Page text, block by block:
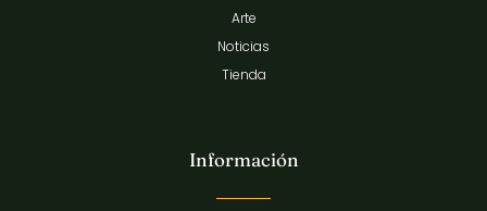
Arte
Noticias
Tienda
Información